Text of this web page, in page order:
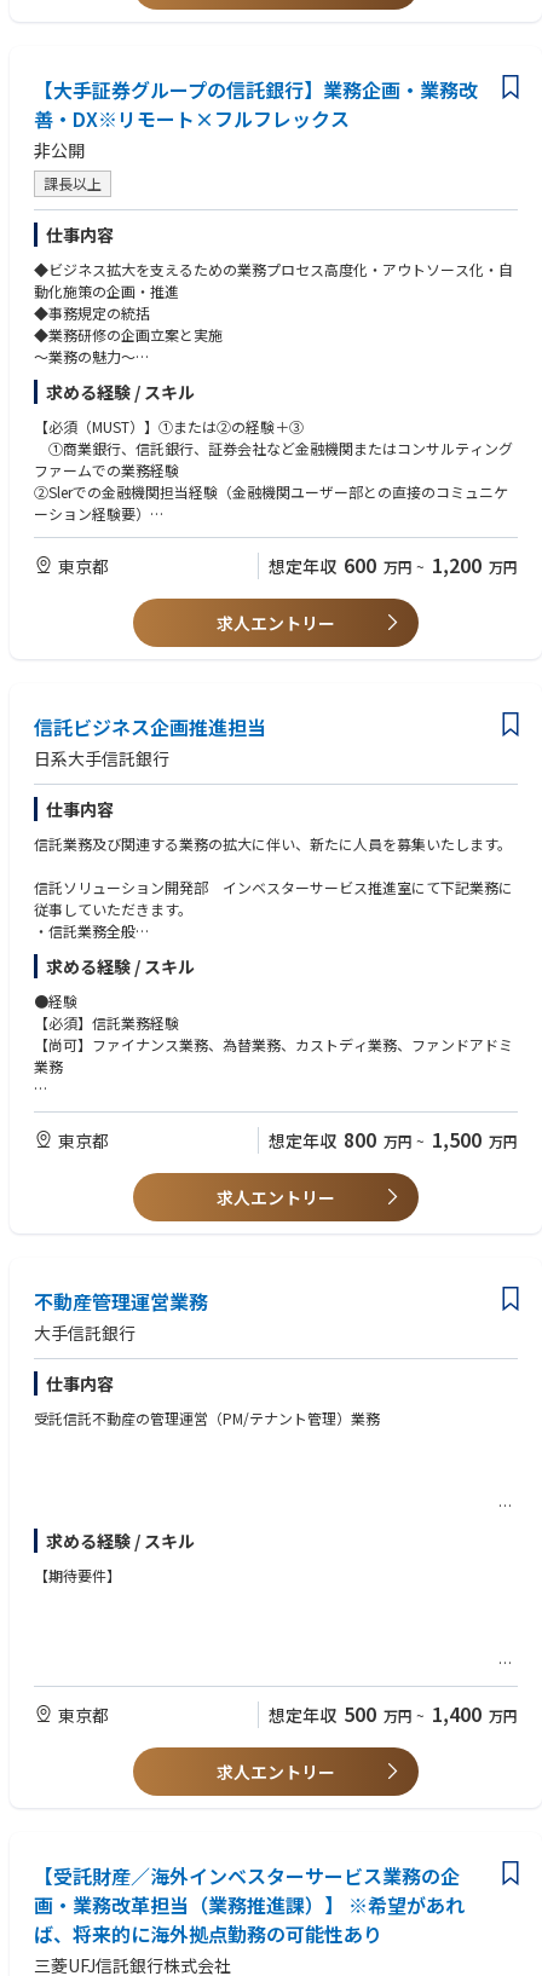
【大手証券グループの信託銀行】業務企画・業務改
善・DX※リモート×フルフレックス
非公開
課長以上
仕事内容
◆ビジネス拡大を支えるための業務プロセス高度化・アウトソース化・自
動化施策の企画・推進
◆事務規定の統括
◆業務研修の企画立案と実施
～業務の魅力～
• 大きな裁量と影響力――会社の成長に直結する仕事ができる
• 多様なサービスを提供する大手グループの安定、優良顧客基盤
• 社員の6割はキャリア入社で様々なバックグラウンドの方が活躍中（管理
職（ポスト含む）多数）
求める経験 / スキル
【必須（MUST）】①または②の経験＋③
①商業銀行、信託銀行、証券会社など金融機関またはコンサルティング
ファームでの業務経験
②Slerでの金融機関担当経験（金融機関ユーザー部との直接のコミュニケ
ーション経験要）
③関係者と調整・交渉しながら施策やプロジェクトを推進できる企画力と
コミュニケーション力
【歓迎（WANT）】
• 銀行業務に関する知識（商業銀行、信託銀行など）
• BPR（業務プロセス改革）や業務改善の経験
• 事務企画・システム企画の経験
東京都 想定年収 600 万円 ~ 1,200 万円
求人エントリー
信託ビジネス企画推進担当
日系大手信託銀行
仕事内容
信託業務及び関連する業務の拡大に伴い、新たに人員を募集いたします。
信託ソリューション開発部 インベスターサービス推進室にて下記業務に
従事していただきます。
・信託業務全般
・信託業務に関する新規ビジネス企画/開発
・信託関連業務（為替、ファイナンス、カストディ、アドミ等）の企画・
推進 など
求める経験 / スキル
●経験
【必須】信託業務経験
【尚可】ファイナンス業務、為替業務、カストディ業務、ファンドアドミ
業務
●資格
【尚可】会計・税務関連の資格
【必須】PC一般/Word/Excel/Power Point他
【尚可】銀行業務検定 法務2級、財務２級、信託実務3級レベルの知識
■学歴：大学 大学院
東京都 想定年収 800 万円 ~ 1,500 万円
求人エントリー
不動産管理運営業務
大手信託銀行
仕事内容
受託信託不動産の管理運営（PM/テナント管理）業務
事業計画書（運営方針）の作成および受益者説明、管理会社
への指図等、受託収益不動産について、受益者に代わり運営全般を取り仕
切る業務
求める経験 / スキル
【期待要件】
収益不動産の管理運営業務に意欲のある
方
【必要資格】
Ｗｏｒｄ、Ｅｘｅｃｌ等のＰＣスキル
宅地建物取引士、不動産鑑定士、証券化マスター保有者は尚可
東京都 想定年収 500 万円 ~ 1,400 万円
求人エントリー
【受託財産／海外インベスターサービス業務の企
画・業務改革担当（業務推進課）】 ※希望があれ
ば、将来的に海外拠点勤務の可能性あり
三菱UFJ信託銀行株式会社